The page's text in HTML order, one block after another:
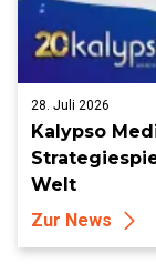
28. Juli 2026
Kalypso
Welt
Zur News